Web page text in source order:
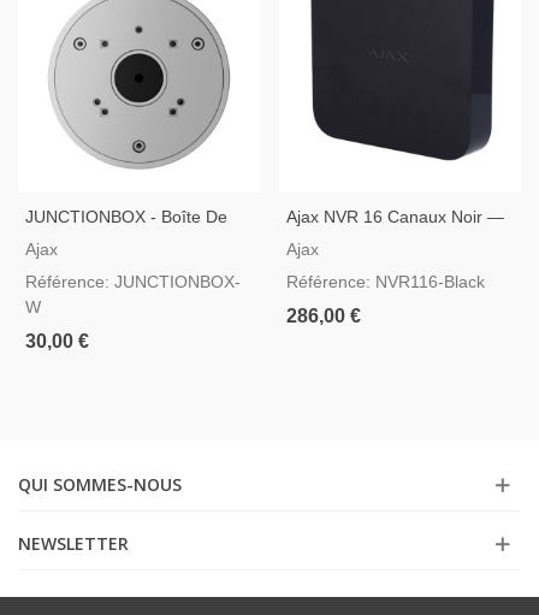
JUNCTIONBOX - Boîte De
Connexion Pour Caméras
Ajax
Référence: JUNCTIONBOX-
W
30,00 €
Ajax NVR 16 Canaux Noir —
Enregistreur Vidéo IP
Ajax
Référence: NVR116-Black
286,00 €
QUI SOMMES-NOUS
NEWSLETTER